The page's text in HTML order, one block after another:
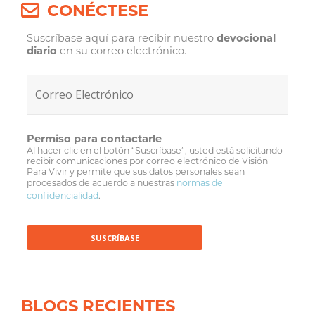
CONÉCTESE
Suscríbase aquí para recibir nuestrodevocional
diario en su correo electrónico.
Permiso para contactarle
Al hacer clic en el botón “Suscríbase”, usted está solicitando
recibir comunicaciones por correo electrónico de Visión
Para Vivir y permite que sus datos personales sean
procesados de acuerdo a nuestras normas de
confidencialidad.
BLOGS RECIENTES